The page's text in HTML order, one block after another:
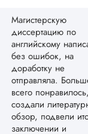
результаты
исследования.
раз отправляли на
доработку, так как
моему
преподу что-то
Читать полный